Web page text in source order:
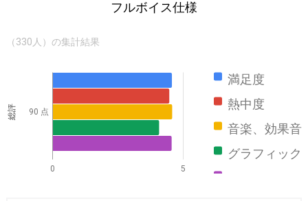
フルボイス仕様
（330人）の集計結果
満足度
熱中度
音楽、効果音
グラフィック
0 5
90 点
総評